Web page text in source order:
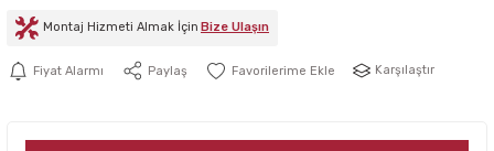
Montaj Hizmeti Almak İçin Bize Ulaşın
Fiyat Alarmı Paylaş Karşılaştır